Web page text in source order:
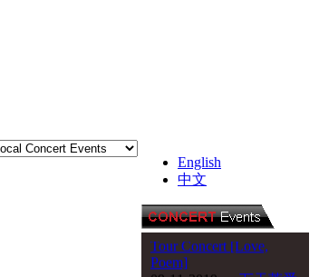
English
中文
11-01-2020
漫长夜》20周年巡回演
21-12-2019 2019 IU
Tour Concert [Love,
Poem]
09-11-2019